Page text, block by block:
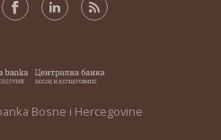
Bosne i Hercegovine